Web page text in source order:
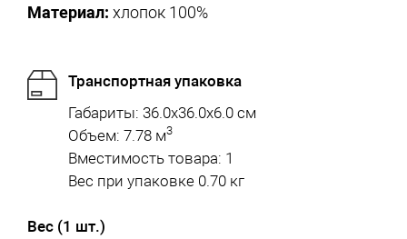
Материал: хлопок 100%
Транспортная упаковка
Габариты: 36.0x36.0x6.0 см
Объем: 7.78 м3
Вместимость товара: 1
Вес при упаковке 0.70 кг
Вес (1 шт.)